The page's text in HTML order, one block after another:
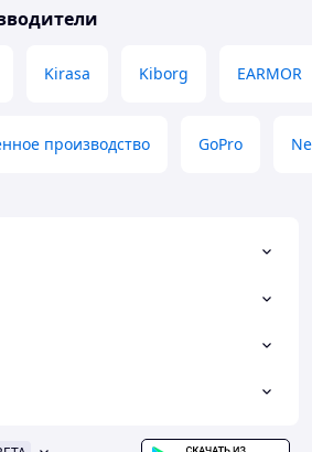
Kirasa Kiborg EARMOR
производство GoPro